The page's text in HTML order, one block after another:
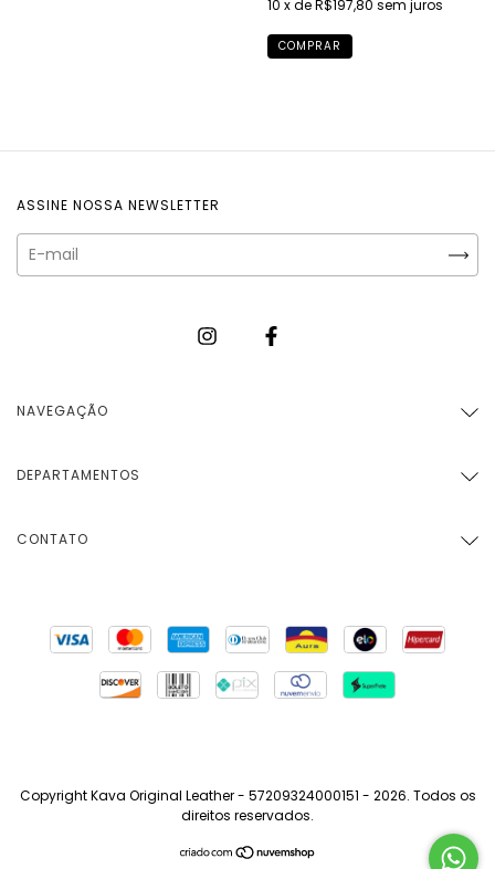
10 x deR$197,80 sem juros
COMPRAR
ASSINE NOSSA NEWSLETTER
NAVEGAÇÃO
DEPARTAMENTOS
CONTATO
Copyright Kava Original Leather - 57209324000151 - 2026. Todos os
direitos reservados.